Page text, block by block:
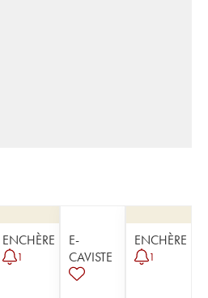
ENCHÈRE
1
E-
CAVISTE
ENCHÈRE
1